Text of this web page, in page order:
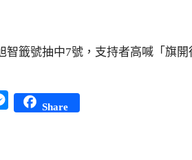
智籤號抽中7號，支持者高喊「旗
Messenger
Share